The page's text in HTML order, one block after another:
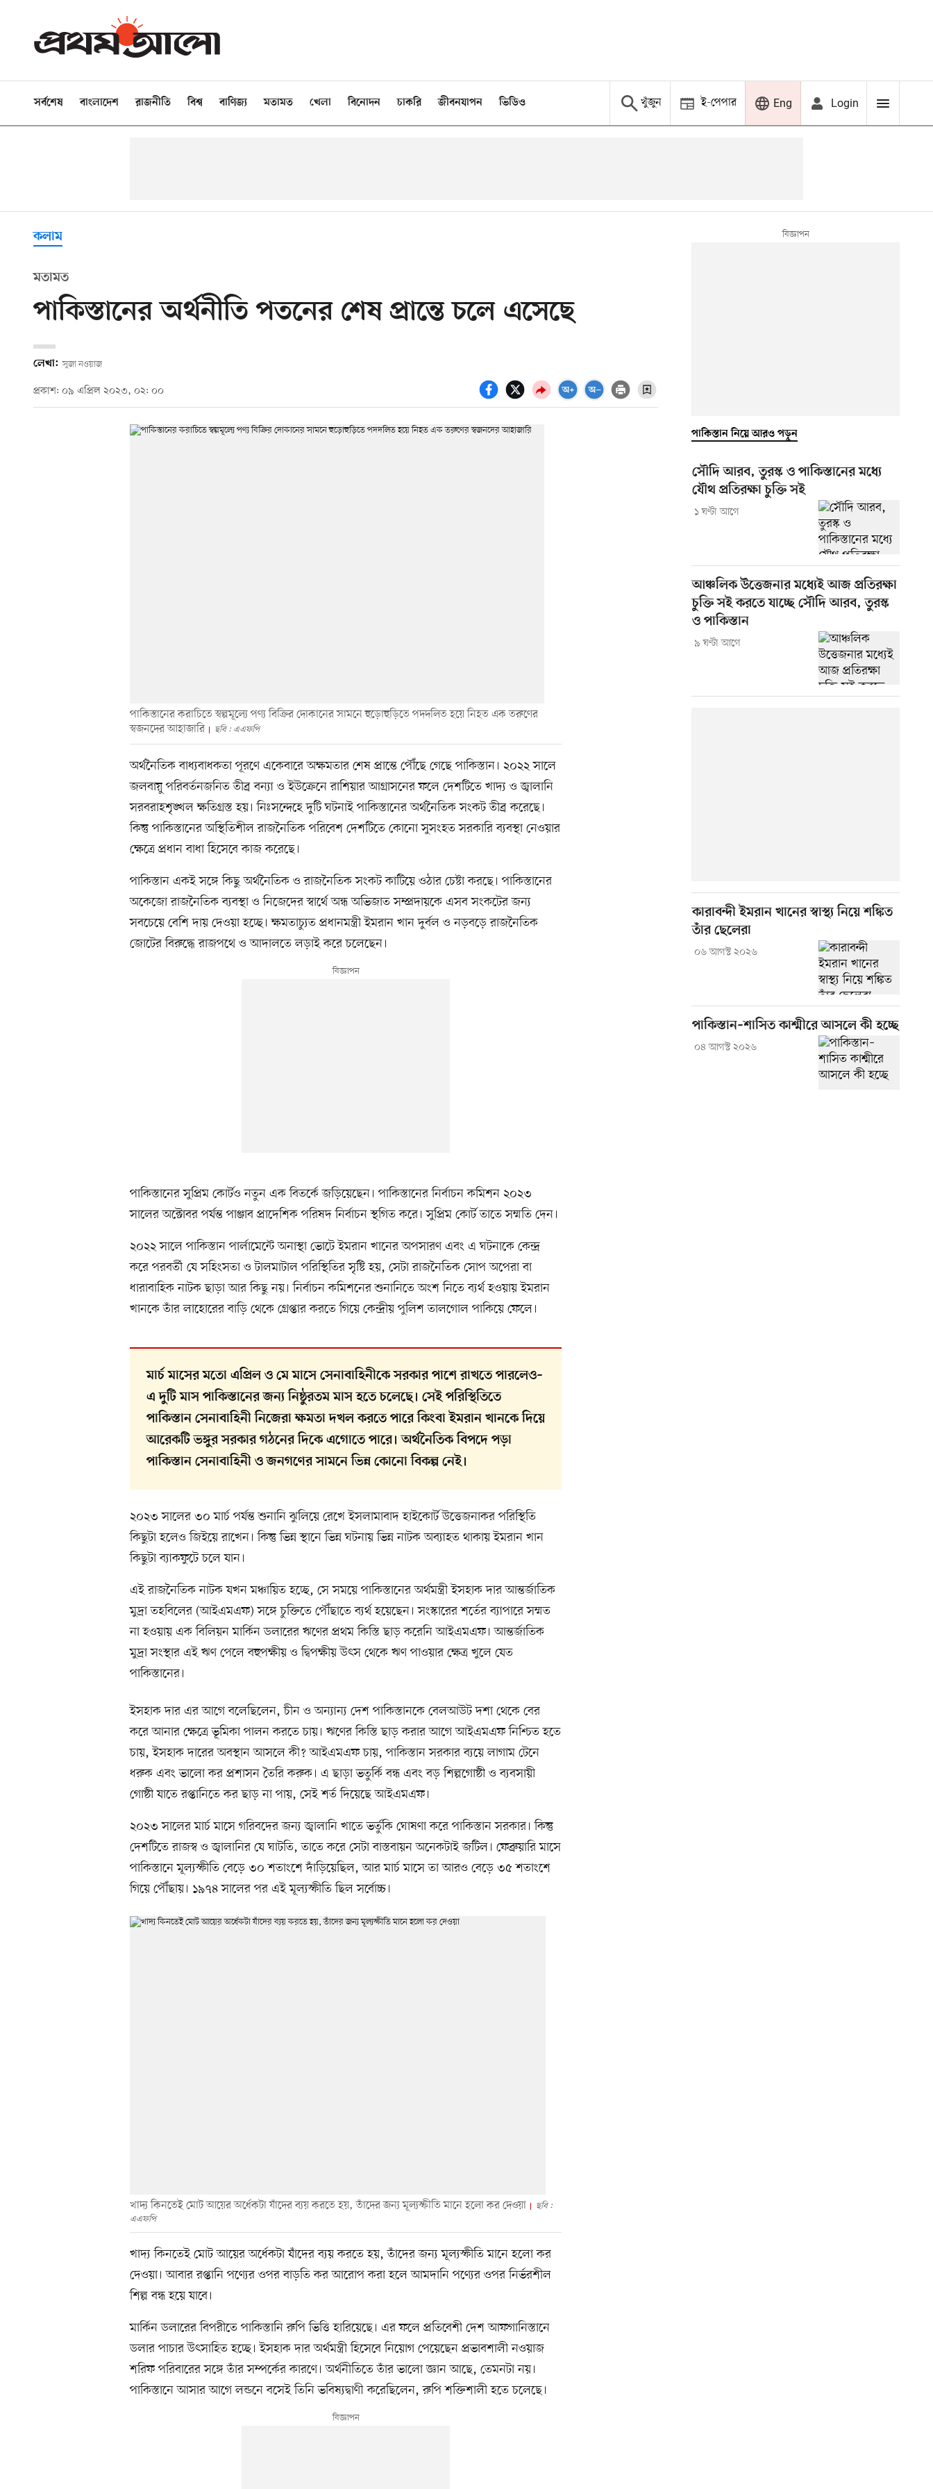
সর্বশেষ বাংলাদেশ রাজনীতি বিশ্ব বাণিজ্য মতামত খেলা বিনোদন চাকরি জীবনযাপন ভিডিও খুঁজুন ই-পেপার Eng Login
কলাম
মতামত
পাকিস্তানের অর্থনীতি পতনের শেষ প্রান্তে চলে এসেছে
লেখা: সুজা নওয়াজ
প্রকাশ: ০৯ এপ্রিল ২০২৩, ০২: ০০
পাকিস্তানের করাচিতে স্বল্পমূল্যে পণ্য বিক্রির দোকানের সামনে হুড়োহুড়িতে পদদলিত হয়ে নিহত এক তরুণের
স্বজনদের আহাজারি
ছবি : এএফপি
অর্থনৈতিক বাধ্যবাধকতা পূরণে একেবারে অক্ষমতার শেষ প্রান্তে পৌঁছে গেছে পাকিস্তান। ২০২২ সালে
জলবায়ু পরিবর্তনজনিত তীব্র বন্যা ও ইউক্রেনে রাশিয়ার আগ্রাসনের ফলে দেশটিতে খাদ্য ও জ্বালানি
সরবরাহশৃঙ্খল ক্ষতিগ্রস্ত হয়। নিঃসন্দেহে দুটি ঘটনাই পাকিস্তানের অর্থনৈতিক সংকট তীব্র করেছে।
কিন্তু পাকিস্তানের অস্থিতিশীল রাজনৈতিক পরিবেশ দেশটিতে কোনো সুসংহত সরকারি ব্যবস্থা নেওয়ার
ক্ষেত্রে প্রধান বাধা হিসেবে কাজ করেছে।
পাকিস্তান একই সঙ্গে কিছু অর্থনৈতিক ও রাজনৈতিক সংকট কাটিয়ে ওঠার চেষ্টা করছে। পাকিস্তানের
অকেজো রাজনৈতিক ব্যবস্থা ও নিজেদের স্বার্থে অন্ধ অভিজাত সম্প্রদায়কে এসব সংকটের জন্য
সবচেয়ে বেশি দায় দেওয়া হচ্ছে। ক্ষমতাচ্যুত প্রধানমন্ত্রী ইমরান খান দুর্বল ও নড়বড়ে রাজনৈতিক
জোটের বিরুদ্ধে রাজপথে ও আদালতে লড়াই করে চলেছেন।
পাকিস্তানের সুপ্রিম কোর্টও নতুন এক বিতর্কে জড়িয়েছেন। পাকিস্তানের নির্বাচন কমিশন ২০২৩
সালের অক্টোবর পর্যন্ত পাঞ্জাব প্রাদেশিক পরিষদ নির্বাচন স্থগিত করে। সুপ্রিম কোর্ট তাতে সম্মতি দেন।
২০২২ সালে পাকিস্তান পার্লামেন্টে অনাস্থা ভোটে ইমরান খানের অপসারণ এবং এ ঘটনাকে কেন্দ্র
করে পরবর্তী যে সহিংসতা ও টালমাটাল পরিস্থিতির সৃষ্টি হয়, সেটা রাজনৈতিক সোপ অপেরা বা
ধারাবাহিক নাটক ছাড়া আর কিছু নয়। নির্বাচন কমিশনের শুনানিতে অংশ নিতে ব্যর্থ হওয়ায় ইমরান
খানকে তাঁর লাহোরের বাড়ি থেকে গ্রেপ্তার করতে গিয়ে কেন্দ্রীয় পুলিশ তালগোল পাকিয়ে ফেলে।
মার্চ মাসের মতো এপ্রিল ও মে মাসে সেনাবাহিনীকে সরকার পাশে রাখতে পারলেও–
এ দুটি মাস পাকিস্তানের জন্য নিষ্ঠুরতম মাস হতে চলেছে। সেই পরিস্থিতিতে
পাকিস্তান সেনাবাহিনী নিজেরা ক্ষমতা দখল করতে পারে কিংবা ইমরান খানকে দিয়ে
আরেকটি ভঙ্গুর সরকার গঠনের দিকে এগোতে পারে। অর্থনৈতিক বিপদে পড়া
পাকিস্তান সেনাবাহিনী ও জনগণের সামনে ভিন্ন কোনো বিকল্প নেই।
২০২৩ সালের ৩০ মার্চ পর্যন্ত শুনানি ঝুলিয়ে রেখে ইসলামাবাদ হাইকোর্ট উত্তেজনাকর পরিস্থিতি
কিছুটা হলেও জিইয়ে রাখেন। কিন্তু ভিন্ন স্থানে ভিন্ন ঘটনায় ভিন্ন নাটক অব্যাহত থাকায় ইমরান খান
কিছুটা ব্যাকফুটে চলে যান।
এই রাজনৈতিক নাটক যখন মঞ্চায়িত হচ্ছে, সে সময়ে পাকিস্তানের অর্থমন্ত্রী ইসহাক দার আন্তর্জাতিক
মুদ্রা তহবিলের (আইএমএফ) সঙ্গে চুক্তিতে পৌঁছাতে ব্যর্থ হয়েছেন। সংস্কারের শর্তের ব্যাপারে সম্মত
না হওয়ায় এক বিলিয়ন মার্কিন ডলারের ঋণের প্রথম কিস্তি ছাড় করেনি আইএমএফ। আন্তর্জাতিক
মুদ্রা সংস্থার এই ঋণ পেলে বহুপক্ষীয় ও দ্বিপক্ষীয় উৎস থেকে ঋণ পাওয়ার ক্ষেত্র খুলে যেত
পাকিস্তানের।
ইসহাক দার এর আগে বলেছিলেন, চীন ও অন্যান্য দেশ পাকিস্তানকে বেলআউট দশা থেকে বের
করে আনার ক্ষেত্রে ভূমিকা পালন করতে চায়। ঋণের কিস্তি ছাড় করার আগে আইএমএফ নিশ্চিত হতে
চায়, ইসহাক দারের অবস্থান আসলে কী? আইএমএফ চায়, পাকিস্তান সরকার ব্যয়ে লাগাম টেনে
ধরুক এবং ভালো কর প্রশাসন তৈরি করুক। এ ছাড়া ভতুর্কি বন্ধ এবং বড় শিল্পগোষ্ঠী ও ব্যবসায়ী
গোষ্ঠী যাতে রপ্তানিতে কর ছাড় না পায়, সেই শর্ত দিয়েছে আইএমএফ।
২০২৩ সালের মার্চ মাসে গরিবদের জন্য জ্বালানি খাতে ভর্তুকি ঘোষণা করে পাকিস্তান সরকার। কিন্তু
দেশটিতে রাজস্ব ও জ্বালানির যে ঘাটতি, তাতে করে সেটা বাস্তবায়ন অনেকটাই জটিল। ফেব্রুয়ারি মাসে
পাকিস্তানে মূল্যস্ফীতি বেড়ে ৩০ শতাংশে দাঁড়িয়েছিল, আর মার্চ মাসে তা আরও বেড়ে ৩৫ শতাংশে
গিয়ে পৌঁছায়। ১৯৭৪ সালের পর এই মূল্যস্ফীতি ছিল সর্বোচ্চ।
খাদ্য কিনতেই মোট আয়ের অর্ধেকটা যাঁদের ব্যয় করতে হয়, তাঁদের জন্য মূল্যস্ফীতি মানে হলো কর দেওয়া
ছবি :
এএফপি
খাদ্য কিনতেই মোট আয়ের অর্ধেকটা যাঁদের ব্যয় করতে হয়, তাঁদের জন্য মূল্যস্ফীতি মানে হলো কর
দেওয়া। আবার রপ্তানি পণ্যের ওপর বাড়তি কর আরোপ করা হলে আমদানি পণ্যের ওপর নির্ভরশীল
শিল্প বন্ধ হয়ে যাবে।
মার্কিন ডলারের বিপরীতে পাকিস্তানি রুপি ভিত্তি হারিয়েছে। এর ফলে প্রতিবেশী দেশ আফগানিস্তানে
ডলার পাচার উৎসাহিত হচ্ছে। ইসহাক দার অর্থমন্ত্রী হিসেবে নিয়োগ পেয়েছেন প্রভাবশালী নওয়াজ
শরিফ পরিবারের সঙ্গে তাঁর সম্পর্কের কারণে। অর্থনীতিতে তাঁর ভালো জ্ঞান আছে, তেমনটা নয়।
পাকিস্তানে আসার আগে লন্ডনে বসেই তিনি ভবিষ্যদ্বাণী করেছিলেন, রুপি শক্তিশালী হতে চলেছে।
পাকিস্তান নিয়ে আরও পড়ুন
সৌদি আরব, তুরস্ক ও পাকিস্তানের মধ্যে
যৌথ প্রতিরক্ষা চুক্তি সই
১ ঘণ্টা আগে
আঞ্চলিক উত্তেজনার মধ্যেই আজ প্রতিরক্ষা
চুক্তি সই করতে যাচ্ছে সৌদি আরব, তুরস্ক
ও পাকিস্তান
৯ ঘণ্টা আগে
কারাবন্দী ইমরান খানের স্বাস্থ্য নিয়ে শঙ্কিত
তাঁর ছেলেরা
০৬ আগস্ট ২০২৬
পাকিস্তান–শাসিত কাশ্মীরে আসলে কী হচ্ছে
০৪ আগস্ট ২০২৬